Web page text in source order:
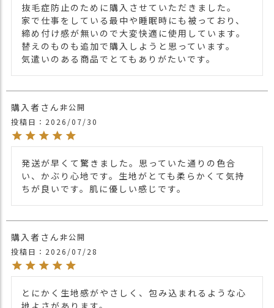
サイズ
フリーサイズ
【平置き状態でかぶり口:約28cm･高さ:約
25cm】
素材
オーガニックコットン(綿)100％
ブランド
肌に直接触れるものだから、素材、デザイ
仕上がりまでこだわりを持って作った日本
製のオーガニックコットン帽子。
柔らかく伸びの有る天竺ガーゼ素材を使用
し、頭皮に当たる、縫い目は外側にし、
そしてかぶり口を2回折り返し、ぴったり
おしゃれなデザインで男性、女性、性別問
わず春夏秋冬、一年中季節問わずかぶれま
す。
抜毛症防止のために購入させていただきました。
家で仕事をしている最中や睡眠時にも被っており、
締め付け感が無いので大変快適に使用しています。
替えのものも追加で購入しようと思っています。
気遣いのある商品でとてもありがたいです。
購入者
非公開
投稿日
2026/07/30
発送が早くて驚きました。思っていた通りの色合
い、かぶり心地です。生地がとても柔らかくて気持
ちが良いです。肌に優しい感じです。
購入者
非公開
投稿日
2026/07/28
とにかく生地感がやさしく、包み込まれるような心
地よさがあります。